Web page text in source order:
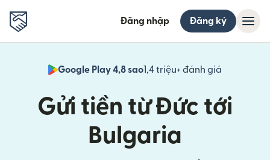
Đăng nhập Đăng ký
Google Play 4,8 sao1,4 triệu+ đánh giá
Gửi tiền từ Đức tới
Bulgaria